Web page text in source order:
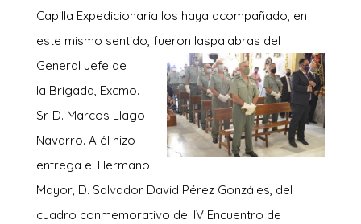
Capilla Expedicionaria los haya acompañado, en
este mismo sentido, fueron laspalabras del
General Jefe de
la Brigada, Excmo.
Sr. D. Marcos Llago
Navarro. A él hizo
entrega el Hermano
Mayor, D. Salvador David Pérez Gonzáles, del
cuadro conmemorativo del IV Encuentro de